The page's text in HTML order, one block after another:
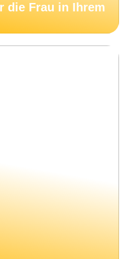
die Frau in Ihrem